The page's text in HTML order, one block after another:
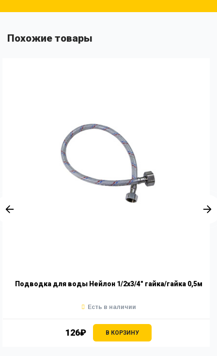
Похожие товары
Подводка для воды Нейлон 1/2х3/4" гайка/гайка 0,5м
126₽ В КОРЗИНУ
Есть в наличии